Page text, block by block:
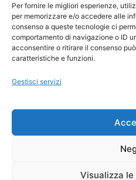
Per fornire le migliori esperienze,
per memorizzare e/o accedere alle
consenso a queste tecnologie ci
comportamento di navigazione o ID
acconsentire o ritirare il consenso
caratteristiche e funzioni.
Gestisci servizi
Visualizza
Ora Esatta in Italia in
Ti Senti Strano
la Risonanza di Schumann
Come Sapere Se Stai
Copyright 2026
📰 Contenuto Umano
Privacy Coockie